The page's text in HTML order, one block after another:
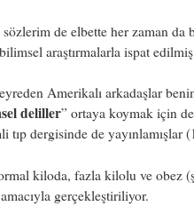
sözlerim de elbette her zaman
araştırmalarla ispat
Amerikalı arkadaşlar
deliller” ortaya koymak için
tıp dergisinde de yayınlamışlar
kiloda, fazla kilolu ve obez
gerçekleştiriliyor.